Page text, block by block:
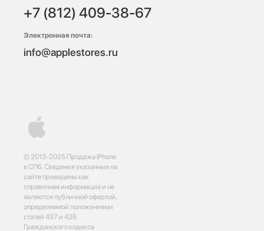
© 2013-2025 Продажа iPhone
в СПб. Сведения указанные на
сайте приведены как
справочная информация и не
являются публичной офертой,
определяемой положениями
статей 437 и 435
Гражданского кодекса
+7 (812) 409-38-67
Электронная почта:
info@applestores.ru